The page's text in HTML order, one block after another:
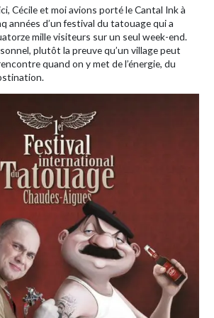
Cécile et moi avions porté le Cantal Ink à
années d’un festival du tatouage qui a
mille visiteurs sur un seul week-end.
plutôt la preuve qu’un village peut
quand on y met de l’énergie, du